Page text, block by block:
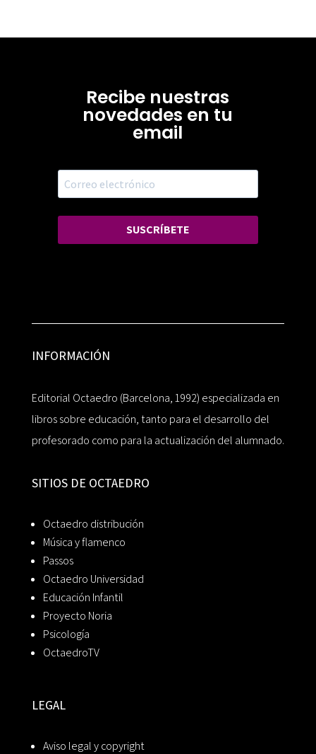
Recibe nuestras
novedades en tu
email
SUSCRÍBETE
INFORMACIÓN
Editorial Octaedro (Barcelona, 1992) especializada en
libros sobre educación, tanto para el desarrollo del
profesorado como para la actualización del alumnado.
SITIOS DE OCTAEDRO
Octaedro distribución
Música y flamenco
Passos
Octaedro Universidad
Educación Infantil
Proyecto Noria
Psicología
OctaedroTV
LEGAL
Aviso legal y copyright